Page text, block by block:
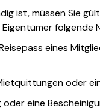
ist, müssen Sie
folgende
eines
oder
eine